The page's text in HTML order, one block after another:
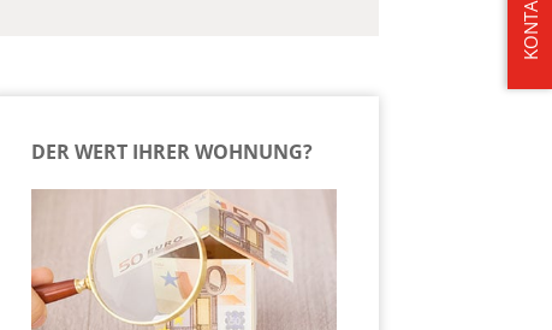
KONTAKT
DER WERT IHRER WOHNUNG?